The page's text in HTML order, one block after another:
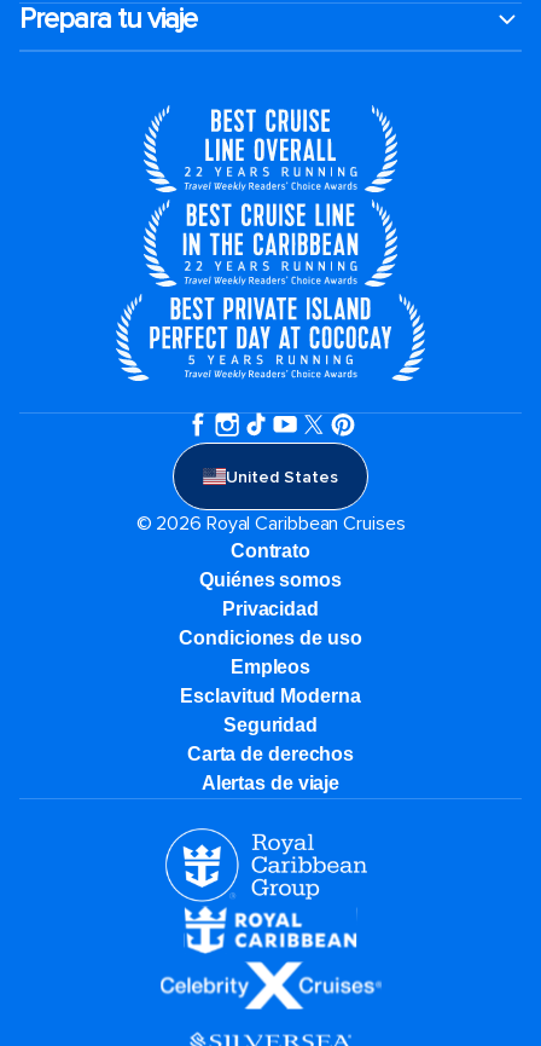
Prepara tu viaje
United States
© 2026 Royal Caribbean Cruises
Contrato
Quiénes somos
Privacidad
Condiciones de uso
Empleos
Esclavitud Moderna
Seguridad
Carta de derechos
Alertas de viaje